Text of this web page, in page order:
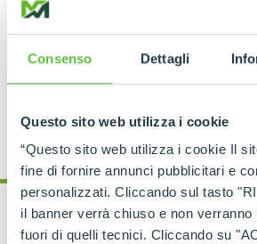
Consenso Dettagli
Questo sito web utilizza i cookie
“Questo sito web utilizza i cookie Il
fine di fornire annunci pubblicitari e
personalizzati. Cliccando sul tasto
il banner verrà chiuso e non
fuori di quelli tecnici. Cliccando su
equilibrio entre